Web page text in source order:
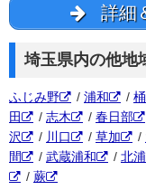
詳細
埼玉県内の他地
ふじみ野 / 浦和 / 桶
田
/ 志木 / 春日部
沢
/ 川口 / 草加 /
間
/ 武蔵浦和 / 北
/ 蕨